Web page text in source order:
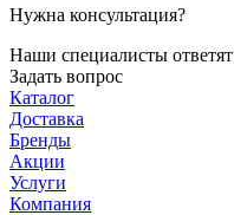
Нужна консультация?
Наши специалисты
Задать вопрос
Каталог
Доставка
Бренды
Акции
Услуги
Компания